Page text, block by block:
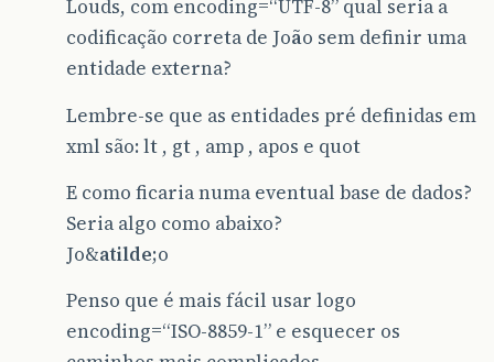
Louds, com encoding=“UTF-8” qual seria a
codificação correta de João sem definir uma
entidade externa?
Lembre-se que as entidades pré definidas em
xml são: lt , gt , amp , apos e quot
E como ficaria numa eventual base de dados?
Seria algo como abaixo?
Jo&atilde;o
Penso que é mais fácil usar logo
encoding=“ISO-8859-1” e esquecer os